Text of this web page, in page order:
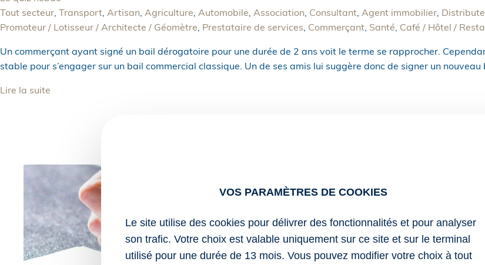
Tout secteur, Transport, Artisan, Agriculture, Automobile, Association, Consultant, Agent immobilier,
Promoteur / Lotisseur / Architecte / Géomètre, Prestataire de services, Commerçant, Santé, Café / Hôtel /
Un commerçant ayant signé un bail dérogatoire pour une durée de 2 ans voit le terme se rapprocher.
stable pour s’engager sur un bail commercial classique. Un de ses amis lui suggère donc de signer un
Lire la suite
VOS PARAMÈTRES DE COOKIES
Le site utilise des cookies pour délivrer des fonctionnalités et pour analyser
son trafic. Votre choix est valable uniquement sur ce site et sur le terminal
utilisé pour une durée de 13 mois. Vous pouvez modifier votre choix à tout